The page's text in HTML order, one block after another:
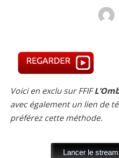
Voici en exclu sur FFIF
avec également un lien de
préférez cette méthode.